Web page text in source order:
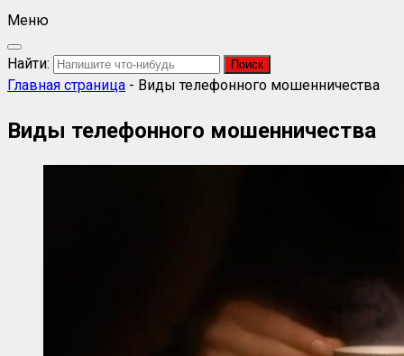
Меню
Найти:
Главная страница - Виды телефонного мошенничества
Виды телефонного мошенничества